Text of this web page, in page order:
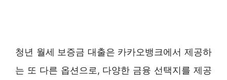
청년 월세 보증금 대출은 카카오뱅크에서 제공하
는 또 다른 옵션으로, 다양한 금융 선택지를 제공